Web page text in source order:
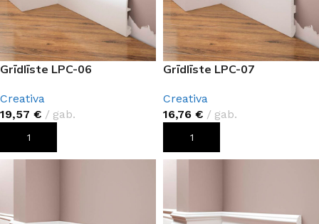
Grīdlīste LPC-06
Creativa
19,57 € gab.
PIEVIENOT GROZAM
Grīdlīste LPC-07
Creativa
16,76 € gab.
PIEVIENOT GROZAM